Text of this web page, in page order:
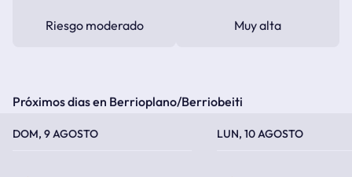
Riesgo moderado Muy alta
Próximos dias en Berrioplano/Berriobeiti
DOM, 9 AGOSTO LUN, 10 AGOSTO